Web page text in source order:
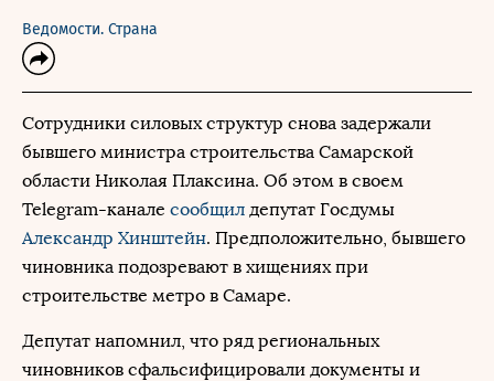
Ведомости. Страна
Сотрудники силовых структур снова задержали
бывшего министра строительства Самарской
области Николая Плаксина. Об этом в своем
Telegram-канале сообщил депутат Госдумы
Александр Хинштейн. Предположительно, бывшего
чиновника подозревают в хищениях при
строительстве метро в Самаре.
Депутат напомнил, что ряд региональных
чиновников сфальсифицировали документы и